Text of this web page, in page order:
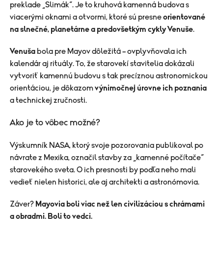
preklade „Slimák“. Je to kruhová kamenná budova s
viacerými oknami a otvormi, ktoré sú presneorientované
na slnečné, planetárne a predovšetkým cykly Venuše.
Venuša bola pre Mayov dôležitá – ovplyvňovala ich
kalendár aj rituály. To, že starovekí stavitelia dokázali
vytvoriť kamennú budovu s tak precíznou astronomickou
orientáciou, je dôkazomvýnimočnej úrovne ich poznania
a technickej zručnosti.
Ako je to vôbec možné?
Výskumník NASA, ktorý svoje pozorovania publikoval po
návrate z Mexika, označil stavby za „kamenné počítače“
starovekého sveta. O ich presnosti by podľa neho mali
vedieť nielen historici, ale aj architekti a astronómovia.
Záver? Mayovia boli viac než len civilizáciou s chrámami
a obradmi. Boli to vedci.